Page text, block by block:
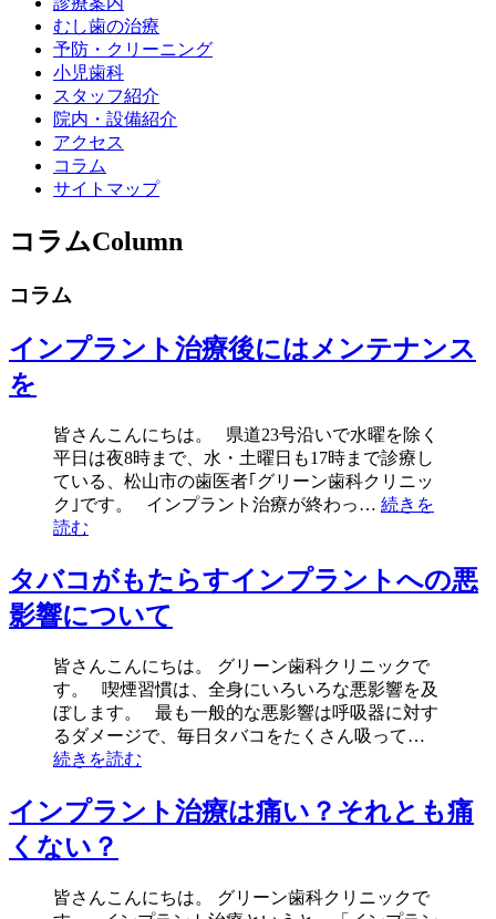
むし歯の治療
予防・クリーニング
小児歯科
スタッフ紹介
院内・設備紹介
アクセス
コラム
サイトマップ
コラムColumn
コラム
インプラント治療後にはメンテナンス
を
皆さんこんにちは。 県道23号沿いで水曜を除く
平日は夜8時まで、水・土曜日も17時まで診療し
ている、松山市の歯医者｢グリーン歯科クリニッ
ク｣です。 インプラント治療が終わっ… 続きを
読む
タバコがもたらすインプラントへの悪
影響について
皆さんこんにちは。 グリーン歯科クリニックで
す。 喫煙習慣は、全身にいろいろな悪影響を及
ぼします。 最も一般的な悪影響は呼吸器に対す
るダメージで、毎日タバコをたくさん吸って…
続きを読む
インプラント治療は痛い？それとも痛
くない？
皆さんこんにちは。 グリーン歯科クリニックで